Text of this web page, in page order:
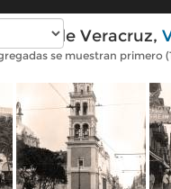
de Veracruz,
se muestran primero